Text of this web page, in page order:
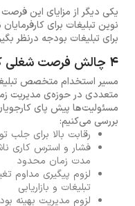
یکی دیگر از مزایای این
نوین تبلیغات برای
برای تبلیغات بودجه‌ درنظر
4 چالش فرصت شغلی کارشناس تبلیغات
مسیر استخدام متخصص
متعددی در حوزه‌ی مدیریت
مسئولیت‌ها پیش پای
بررسی می‌کنیم:
رقابت بالا برای
فشار و استرس کاری
مدت زمان محدود
لزوم پیگیری مداوم
تبلیغات و بازاریابی
لزوم مدیریت بهینه